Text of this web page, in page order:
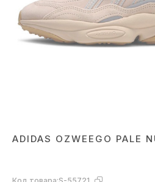
ADIDAS OZWEEGO PALE